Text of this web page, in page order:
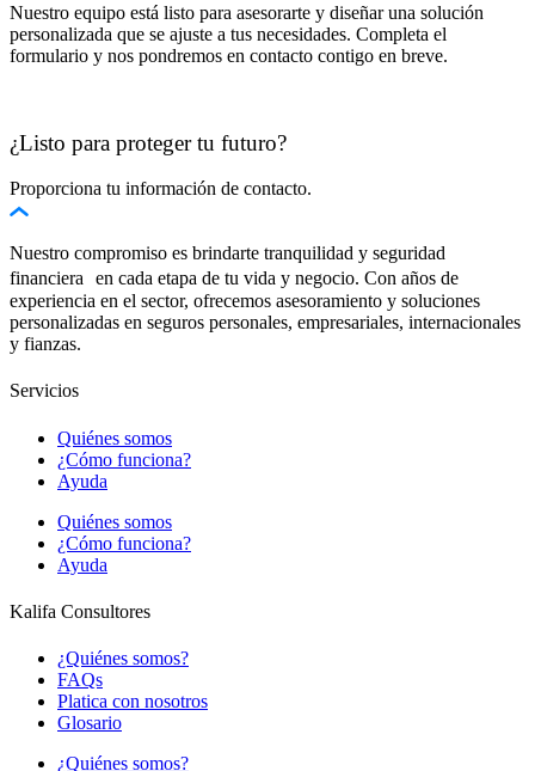
Nuestro equipo está listo para asesorarte y diseñar una solución
personalizada que se ajuste a tus necesidades. Completa el
formulario y nos pondremos en contacto contigo en breve.
¿Listo para proteger tu futuro?
Proporciona tu información de contacto.
Nuestro compromiso es brindarte tranquilidad y seguridad
financiera en cada etapa de tu vida y negocio. Con años de
experiencia en el sector, ofrecemos asesoramiento y soluciones
personalizadas en seguros personales, empresariales, internacionales
y fianzas.
Servicios
Quiénes somos
¿Cómo funciona?
Ayuda
Quiénes somos
¿Cómo funciona?
Ayuda
Kalifa Consultores
¿Quiénes somos?
FAQs
Platica con nosotros
Glosario
¿Quiénes somos?